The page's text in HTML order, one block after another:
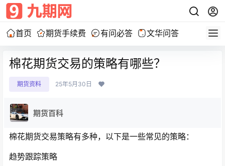
首页 期货手续费 有问必答 文华问答
棉花期货交易的策略有哪些？
期货资料 25年5月30日
期货百科
棉花期货交易策略有多种，以下是一些常见的策略：
趋势跟踪策略